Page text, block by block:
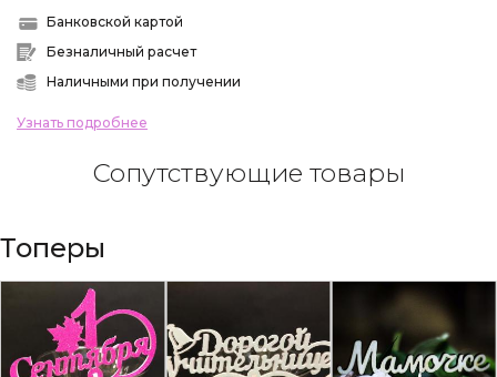
Банковской картой
Безналичный расчет
Наличными при получении
Узнать подробнее
Сопутствующие товары
Топеры